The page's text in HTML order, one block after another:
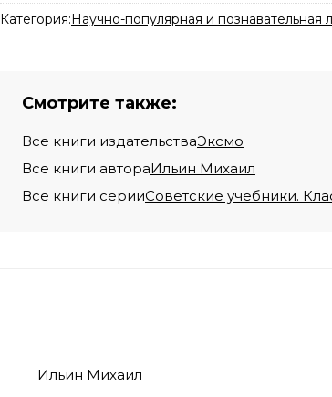
Категория:Научно-популярная и познавательная
Смотрите также:
Все книги издательстваЭксмо
Все книги автораИльин Михаил
Все книги серииСоветские учебники.
Ильин Михаил